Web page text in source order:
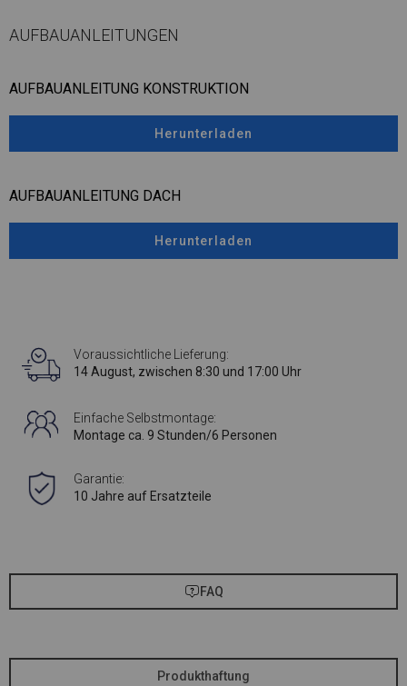
AUFBAUANLEITUNGEN
AUFBAUANLEITUNG KONSTRUKTION
Herunterladen
AUFBAUANLEITUNG DACH
Herunterladen
Voraussichtliche Lieferung:
14 August, zwischen 8:30 und 17:00 Uhr
Einfache Selbstmontage:
Montage ca. 9 Stunden/6 Personen
Garantie:
10 Jahre auf Ersatzteile
FAQ
Produkthaftung